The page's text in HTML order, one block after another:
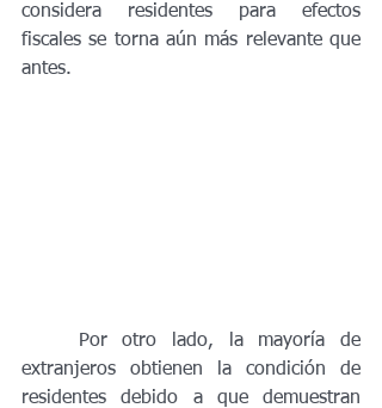
considera residentes para efectos
fiscales se torna aún más relevante que
antes.
extranjeros obtienen la condición de
residentes debido a que demuestran